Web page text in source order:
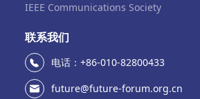
IEEE Communications Society
联系我们
电话：+86-010-82800433
future@future-forum.org.cn